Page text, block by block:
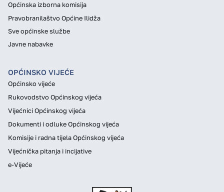
Općinska izborna komisija
Pravobranilaštvo Općine Ilidža
Sve općinske službe
Javne nabavke
OPĆINSKO VIJEĆE
Općinsko vijeće
Rukovodstvo Općinskog vijeća
Vijećnici Općinskog vijeća
Dokumenti i odluke Općinskog vijeća
Komisije i radna tijela Općinskog vijeća
Vijećnička pitanja i incijative
e-Vijeće